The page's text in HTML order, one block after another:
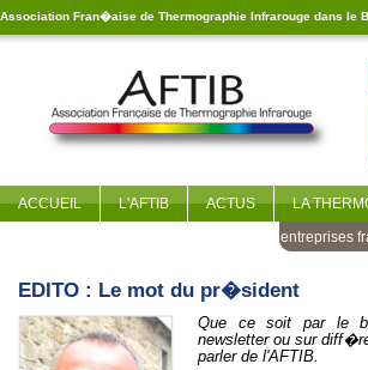
Association Fran�aise de Thermographie Infrarouge dans le
ACCUEIL L'AFTIB ACTUS LA
Les
EDITO : Le mot du pr�sident
Que ce soit par le
newsletter ou sur
parler de l'AFTIB.